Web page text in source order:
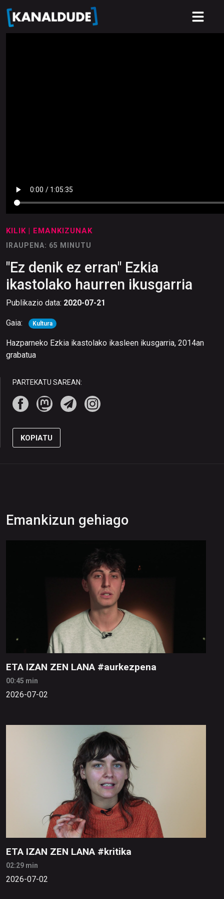
KILIK | EMANKIZUNAK
IRAUPENA: 65 MINUTU
"Ez denik ez erran" Ezkia
ikastolako haurren ikusgarria
Publikazio data: 2020-07-21
Gaia: Kultura
Hazparneko Ezkia ikastolako ikasleen ikusgarria, 2014an
grabatua
PARTEKATU SAREAN:
KOPIATU
Emankizun gehiago
ETA IZAN ZEN LANA #aurkezpena
00:45 min
2026-07-02
ETA IZAN ZEN LANA #kritika
02:29 min
2026-07-02